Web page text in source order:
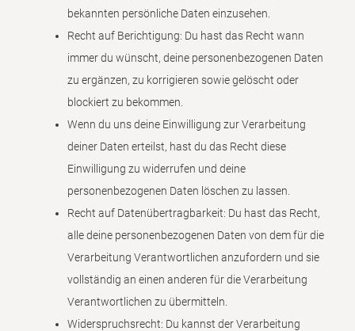
bekannten persönliche Daten einzusehen.
Recht auf Berichtigung: Du hast das Recht wann
immer du wünscht, deine personenbezogenen Daten
zu ergänzen, zu korrigieren sowie gelöscht oder
blockiert zu bekommen.
Wenn du uns deine Einwilligung zur Verarbeitung
deiner Daten erteilst, hast du das Recht diese
Einwilligung zu widerrufen und deine
personenbezogenen Daten löschen zu lassen.
Recht auf Datenübertragbarkeit: Du hast das Recht,
alle deine personenbezogenen Daten von dem für die
Verarbeitung Verantwortlichen anzufordern und sie
vollständig an einen anderen für die Verarbeitung
Verantwortlichen zu übermitteln.
Widerspruchsrecht: Du kannst der Verarbeitung